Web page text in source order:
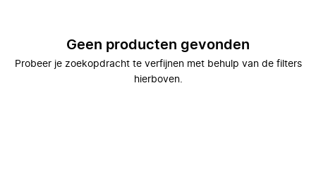
Geen producten gevonden
Probeer je zoekopdracht te verfijnen met behulp van de filters
hierboven.